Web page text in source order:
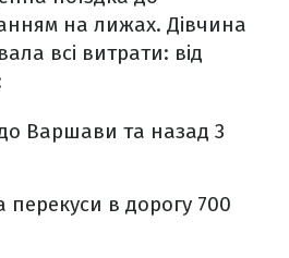
на лижах. Дівчина
всі витрати: від
Варшави та назад 3
перекуси в дорогу 700